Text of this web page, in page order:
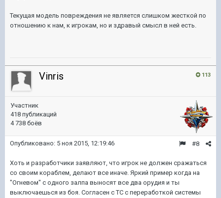
Текущая модель повреждения не является слишком жесткой по
отношению к нам, к игрокам, но и здравый смысл в ней есть.
113
Vinris
Участник
418 публикаций
4 738 боёв
#8
Опубликовано: 5 ноя 2015, 12:19:46
Хоть и разработчики заявляют, что игрок не должен сражаться
со своим кораблем, делают все иначе. Яркий пример когда на
"Огневом" с одного залпа выносят все два орудия и ты
выключаешься из боя. Согласен с ТС с переработкой системы